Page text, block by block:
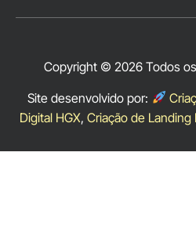
Copyright © 2026 Todos
Site desenvolvido por:
Digital HGX, Criação de Landing